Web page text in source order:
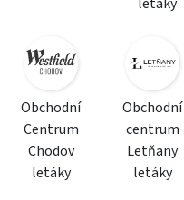
Obchodní
Centrum
Chodov
letáky
Obchodní
centrum
Letňany
letáky